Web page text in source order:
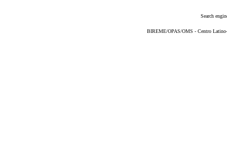
Search
BIREME/OPAS/OMS - Centro Latino-